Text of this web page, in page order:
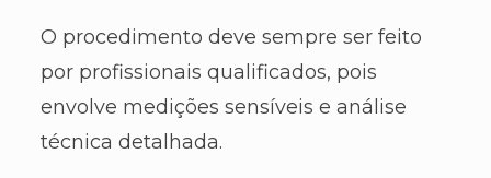
O procedimento deve sempre ser feito
por profissionais qualificados, pois
envolve medições sensíveis e análise
técnica detalhada.